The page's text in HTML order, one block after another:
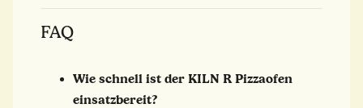
FAQ
Wie schnell ist der KILN R Pizzaofen
einsatzbereit?